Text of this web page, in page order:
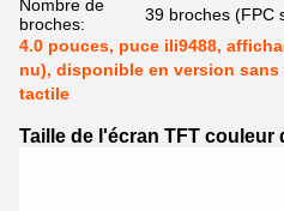
Nombre de
broches:
39 broches (FPC
4.0 pouces, puce ili9488,
nu), disponible en version
tactile
Taille de l'écran TFT couleur